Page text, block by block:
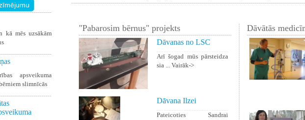
kā mēs uzsākām
apsveikuma
slimnīcās
"Pabarosim bērnus" projekts
Dāvanas no LSC
Arī šogad mūs pārsteidza
sia ... Vairāk->
Dāvana Ilzei
Pateicoties Sandrai
Dāvātās